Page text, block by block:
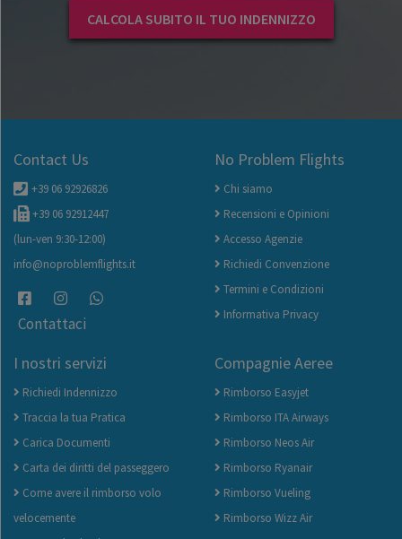
CALCOLA SUBITO IL TUO INDENNIZZO
Contact Us
+39 06 92926826
+39 06 92912447
(lun-ven 9:30-12:00)
info@noproblemflights.it
Contattaci
No Problem Flights
Chi siamo
Recensioni e Opinioni
Accesso Agenzie
Richiedi Convenzione
Termini e Condizioni
Informativa Privacy
I nostri servizi
Richiedi Indennizzo
Traccia la tua Pratica
Carica Documenti
Carta dei diritti del passeggero
Come avere il rimborso volo
velocemente
Compagnie Aeree
Rimborso Easyjet
Rimborso ITA Airways
Rimborso Neos Air
Rimborso Ryanair
Rimborso Vueling
Rimborso Wizz Air